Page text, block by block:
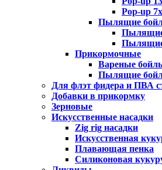
Pop-up
Пылящие
Прикормочные
Вареные
Пылящие
Для флэт фидера и ПВА
Добавки в прикормку
Зерновые
Искусственные насадки
Zig rig насадки
Искусственная
Плавающая пенка
Силиконовая